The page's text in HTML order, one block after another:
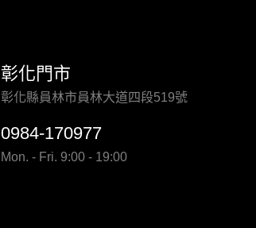
彰化門市
彰化縣員林市員林大道四段519號
0984-170977
Mon. - Fri. 9:00 - 19:00